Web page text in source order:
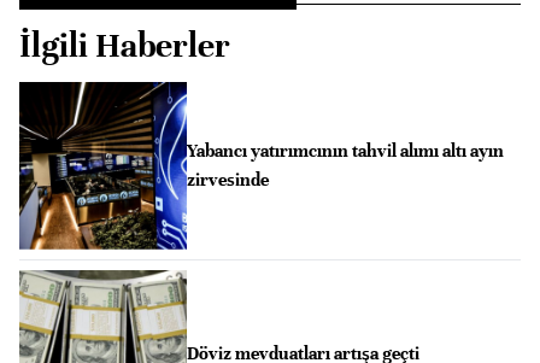
İlgili Haberler
Yabancı yatırımcının tahvil alımı altı ayın
zirvesinde
Döviz mevduatları artışa geçti